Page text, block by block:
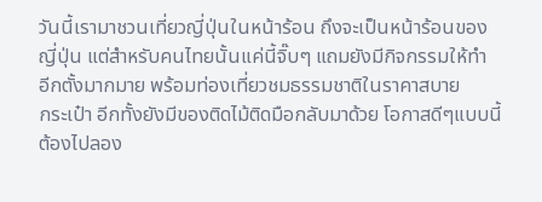
วันนี้เรามาชวนเที่ยวญี่ปุ่นในหน้าร้อน ถึงจะเป็นหน้าร้อนของ
ญี่ปุ่น แต่สำหรับคนไทยนั้นแค่นี้จิ๊บๆ แถมยังมีกิจกรรมให้ทำ
อีกตั้งมากมาย พร้อมท่องเที่ยวชมธรรมชาติในราคาสบาย
กระเป๋า อีกทั้งยังมีของติดไม้ติดมือกลับมาด้วย โอกาสดีๆแบบนี้
ต้องไปลอง